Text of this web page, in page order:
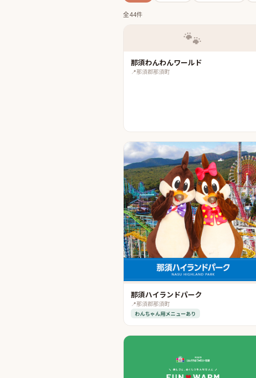
全44件
🐾
那須わんわんワールド
📍那須郡那須町
那須ハイランドパーク
📍那須郡那須町
わんちゃん用メニューあり